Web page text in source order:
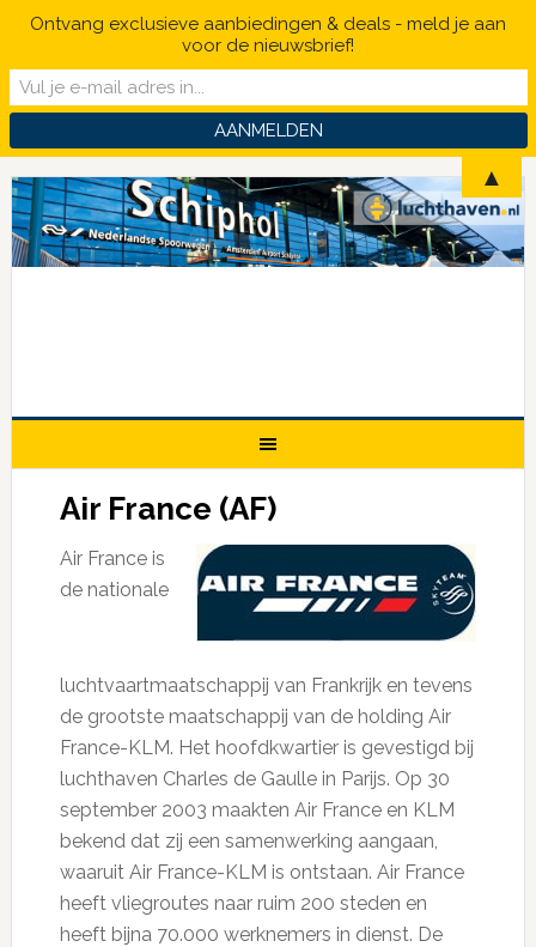
Air France (AF)
Air France is
de nationale
luchtvaartmaatschappij van Frankrijk en tevens
de grootste maatschappij van de holding Air
France-KLM. Het hoofdkwartier is gevestigd bij
luchthaven Charles de Gaulle in Parijs. Op 30
september 2003 maakten Air France en KLM
bekend dat zij een samenwerking aangaan,
waaruit Air France-KLM is ontstaan. Air France
heeft vliegroutes naar ruim 200 steden en
heeft bijna 70.000 werknemers in dienst. De
Ontvang exclusieve aanbiedingen & deals - meld je aan
voor de nieuwsbrief!
▲